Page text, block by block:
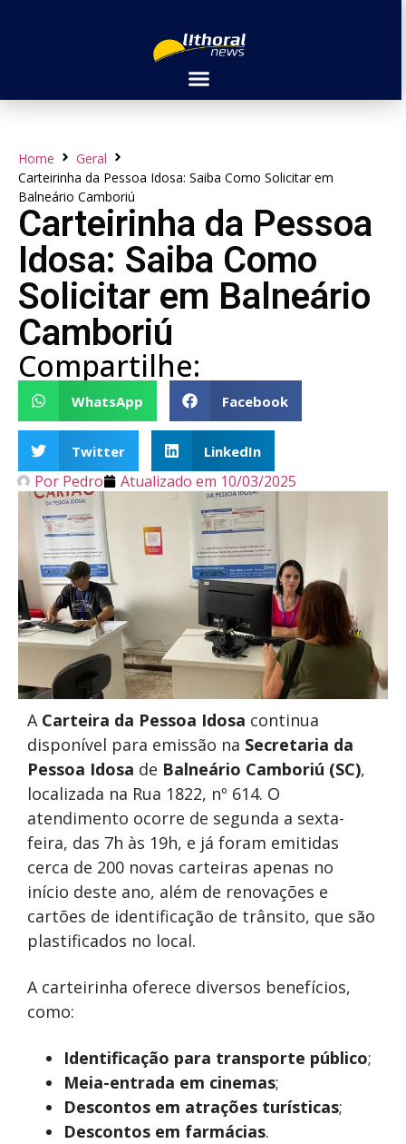
Home
Geral
Carteirinha da Pessoa Idosa: Saiba Como Solicitar em
Balneário Camboriú
Carteirinha da Pessoa
Idosa: Saiba Como
Solicitar em Balneário
Camboriú
Compartilhe:
WhatsApp Facebook
Twitter LinkedIn
Por Pedro Atualizado em 10/03/2025
A Carteira da Pessoa Idosa continua
disponível para emissão na Secretaria da
Pessoa Idosa de Balneário Camboriú (SC),
localizada na Rua 1822, nº 614. O
atendimento ocorre de segunda a sexta-
feira, das 7h às 19h, e já foram emitidas
cerca de 200 novas carteiras apenas no
início deste ano, além de renovações e
cartões de identificação de trânsito, que são
plastificados no local.
A carteirinha oferece diversos benefícios,
como:
Identificação para transporte público;
Meia-entrada em cinemas;
Descontos em atrações turísticas;
Descontos em farmácias.